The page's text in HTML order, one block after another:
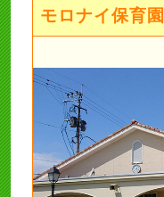
モロナイ保育園